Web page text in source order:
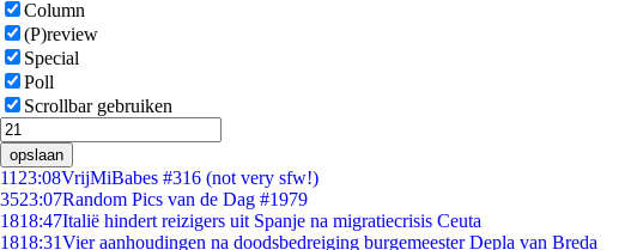
Column
(P)review
Special
Poll
Scrollbar gebruiken
opslaan
11 23:08VrijMiBabes #316 (not very sfw!)
3523:07Random Pics van de Dag #1979
1818:47Italië hindert reizigers uit Spanje na migratiecrisis Ceuta
1818:31Vier aanhoudingen na doodsbedreiging burgemeester Depla van Breda